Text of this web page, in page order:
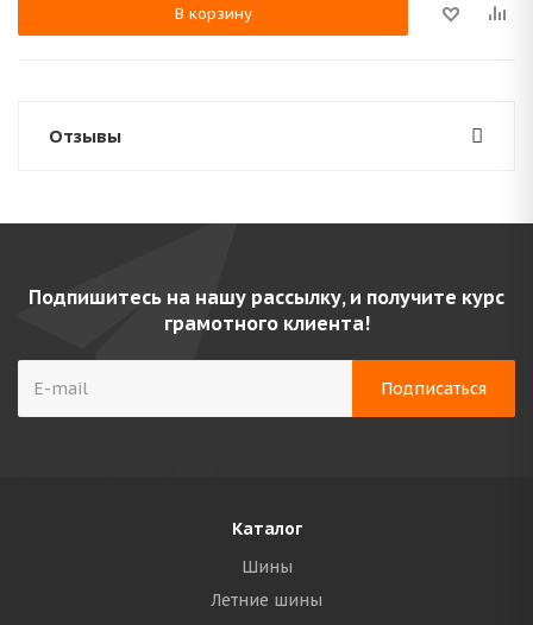
В корзину
Отзывы
Подпишитесь на нашу рассылку, и получите курс
грамотного клиента!
Каталог
Шины
Летние шины